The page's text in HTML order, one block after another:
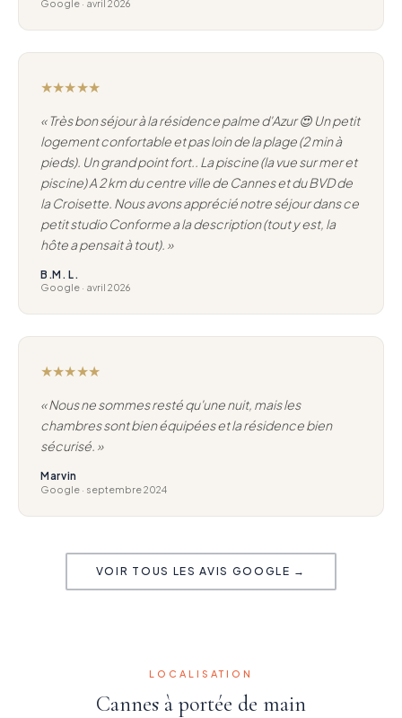
Google · avril 2026
★★★★★
« Très bon séjour à la résidence palme d'Azur 😍 Un petit
logement confortable et pas loin de la plage (2 min à
pieds). Un grand point fort.. La piscine (la vue sur mer et
piscine) A 2 km du centre ville de Cannes et du BVD de
la Croisette. Nous avons apprécié notre séjour dans ce
petit studio Conforme a la description (tout y est, la
hôte a pensait à tout). »
B.M. L.
Google · avril 2026
★★★★★
« Nous ne sommes resté qu'une nuit, mais les
chambres sont bien équipées et la résidence bien
sécurisé. »
Marvin
Google · septembre 2024
VOIR TOUS LES AVIS GOOGLE →
LOCALISATION
Cannes à portée de main